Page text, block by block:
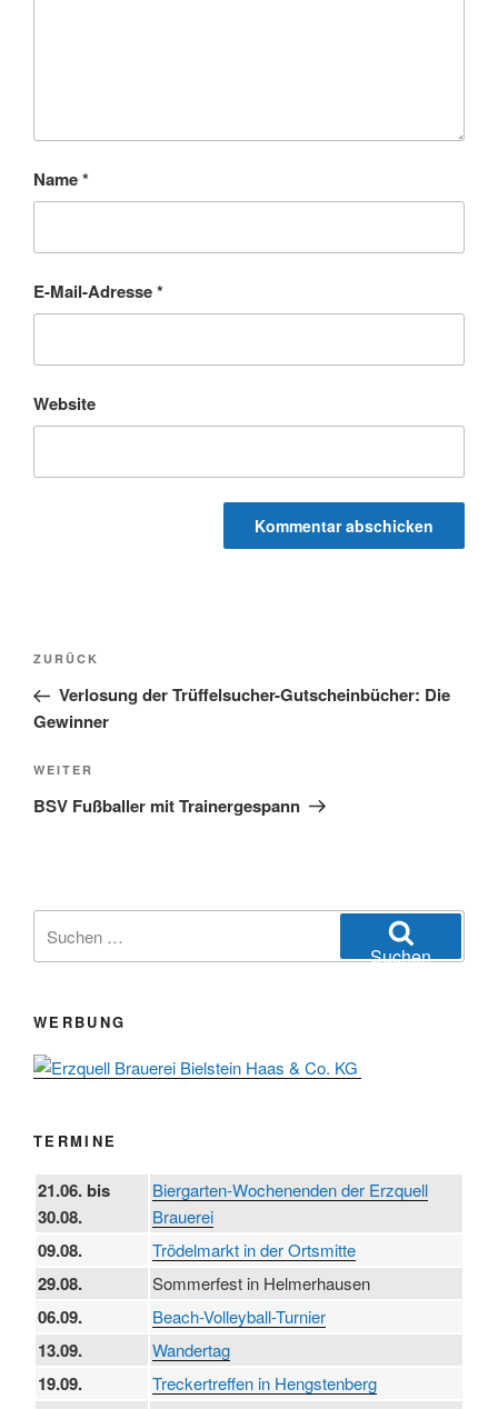
Name*
E-Mail-Adresse*
Website
Beitragsnavigation
Vorheriger
Beitrag
ZURÜCK
Verlosung der Trüffelsucher-Gutscheinbücher: Die
Gewinner
Nächster
Beitrag
WEITER
BSV Fußballer mit Trainergespann
nach:
Suchen
WERBUNG
TERMINE
21.06. bis
30.08.
Biergarten-Wochenenden der Erzquell
Brauerei
09.08. Trödelmarkt in der Ortsmitte
29.08. Sommerfest in Helmerhausen
06.09. Beach-Volleyball-Turnier
13.09. Wandertag
19.09. Treckertreffen in Hengstenberg